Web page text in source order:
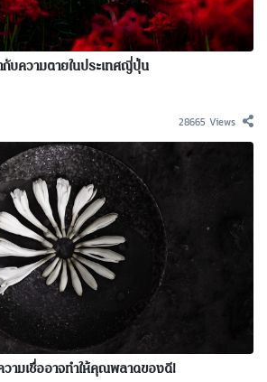
กับความตายในประเทศญี่ปุ่น
28665 Views
วามเชื่ออาจทำให้คุณพลาดของดี!